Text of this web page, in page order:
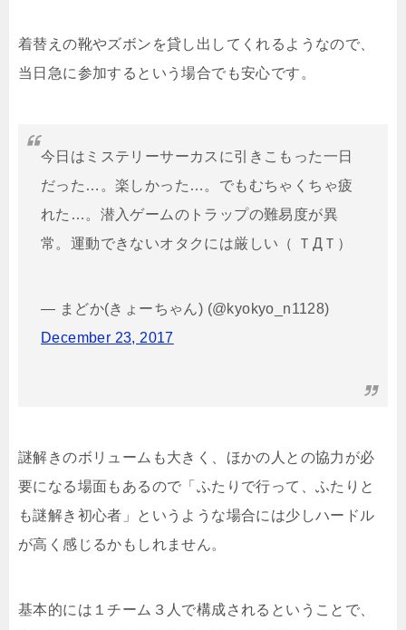
着替えの靴やズボンを貸し出してくれるようなので、
当日急に参加するという場合でも安心です。
今日はミステリーサーカスに引きこもった一日
だった…。楽しかった…。でもむちゃくちゃ疲
れた…。潜入ゲームのトラップの難易度が異
常。運動できないオタクには厳しい（ ＴДＴ）
— まどか(きょーちゃん) (@kyokyo_n1128)
December 23, 2017
謎解きのボリュームも大きく、ほかの人との協力が必
要になる場面もあるので「ふたりで行って、ふたりと
も謎解き初心者」というような場合には少しハードル
が高く感じるかもしれません。
基本的には１チーム３人で構成されるということで、